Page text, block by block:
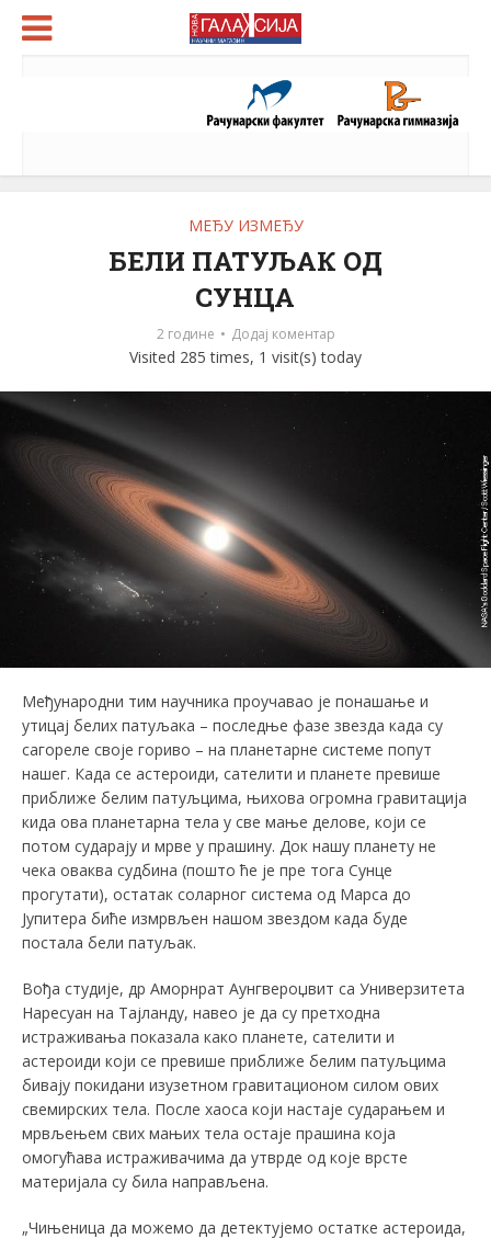
МЕЂУ ИЗМЕЂУ
БЕЛИ ПАТУЉАК ОД
СУНЦА
2 године Додај коментар
Visited 285 times, 1 visit(s) today
Међународни тим научника проучавао је понашање и
утицај белих патуљака – последње фазе звезда када су
сагореле своје гориво – на планетарне системе попут
нашег. Када се астероиди, сателити и планете превише
приближе белим патуљцима, њихова огромна гравитација
кида ова планетарна тела у све мање делове, који се
потом сударају и мрве у прашину. Док нашу планету не
чека оваква судбина (пошто ће је пре тога Сунце
прогутати), остатак соларног система од Марса до
Јупитера биће измрвљен нашом звездом када буде
постала бели патуљак.
Вођа студије, др Аморнрат Аунгвероџвит са Универзитета
Наресуан на Тајланду, навео је да су претходна
истраживања показала како планете, сателити и
астероиди који се превише приближе белим патуљцима
бивају покидани изузетном гравитационом силом ових
свемирских тела. После хаоса који настаје сударањем и
мрвљењем свих мањих тела остаје прашина која
омогућава истраживачима да утврде од које врсте
материјала су била направљена.
„Чињеница да можемо да детектујемо остатке астероида,